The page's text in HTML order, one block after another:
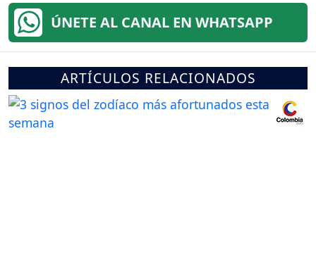
ÚNETE AL CANAL EN WHATSAPP
ARTÍCULOS RELACIONADOS